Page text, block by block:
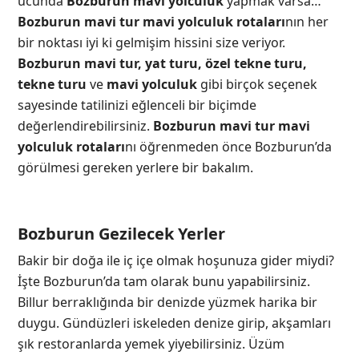
Bozburun mavi tur mavi yolculuk rotalarının her
bir noktası iyi ki gelmişim hissini size veriyor.
Bozburun mavi tur, yat turu, özel tekne turu,
tekne turu ve mavi yolculuk gibi birçok seçenek
sayesinde tatilinizi eğlenceli bir biçimde
değerlendirebilirsiniz. Bozburun mavi tur mavi
yolculuk rotalarını öğrenmeden önce Bozburun’da
görülmesi gereken yerlere bir bakalım.
Bozburun Gezilecek Yerler
Bakir bir doğa ile iç içe olmak hoşunuza gider miydi?
İşte Bozburun’da tam olarak bunu yapabilirsiniz.
Billur berraklığında bir denizde yüzmek harika bir
duygu. Gündüzleri iskeleden denize girip, akşamları
şık restoranlarda yemek yiyebilirsiniz. Üzüm